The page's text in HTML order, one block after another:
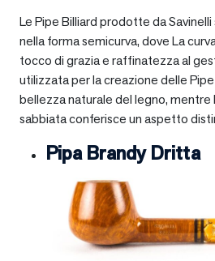
Le Pipe Billiard prodotte da
nella forma semicurva, dove La
tocco di grazia e raffinatezza al
utilizzata per la creazione delle
bellezza naturale del legno, mentre
sabbiata conferisce un aspetto
Pipa Brandy Dritta